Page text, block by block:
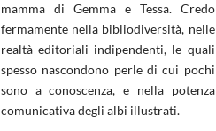
mamma di Gemma e Tessa. Credo
fermamente nella bibliodiversità, nelle
realtà editoriali indipendenti, le quali
spesso nascondono perle di cui pochi
sono a conoscenza, e nella potenza
comunicativa degli albi illustrati.